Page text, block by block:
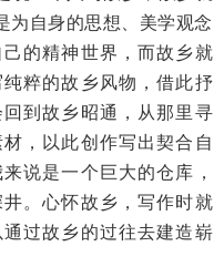
为自身的思想、美学观念
的精神世界，而故乡就
粹的故乡风物，借此抒
到故乡昭通，从那里寻
，以此创作写出契合自
说是一个巨大的仓库，
。心怀故乡，写作时就
过故乡的过往去建造崭